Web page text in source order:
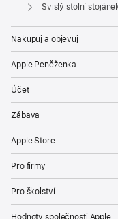
Apple
Svislý stolní
Nakupuj a objevuj
Apple Peněženka
Účet
Zábava
Apple Store
Pro firmy
Pro školství
Hodnoty společnosti Apple